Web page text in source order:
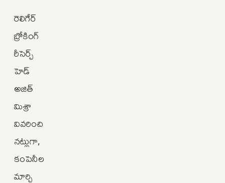
రెలిగేర్
బ్రోకింగ్
రీసెర్చ్
హెడ్
అజిత్
మిశ్రా
వివరించి
నట్లుగా,
కంపెనీల
మార్చి